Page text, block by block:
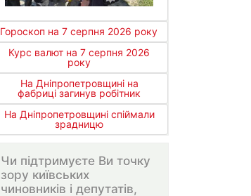
Гороскоп на 7 серпня 2026 року
Курс валют на 7 серпня 2026
року
На Дніпропетровщині на
фабриці загинув робітник
На Дніпропетровщині спіймали
зрадницю
Чи підтримуєте Ви точку
зору київських
чиновників і депутатів,